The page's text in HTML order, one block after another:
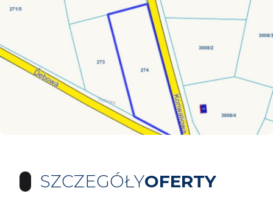
SZCZEGÓŁYOFERTY